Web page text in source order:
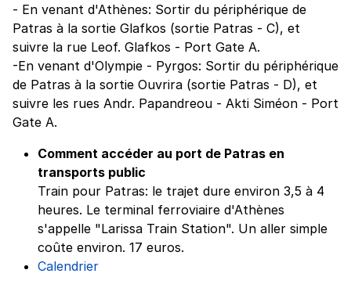
- En venant d'Athènes: Sortir du périphérique de
Patras à la sortie Glafkos (sortie Patras - C), et
suivre la rue Leof. Glafkos - Port Gate A.
-En venant d'Olympie - Pyrgos: Sortir du périphérique
de Patras à la sortie Ouvrira (sortie Patras - D), et
suivre les rues Andr. Papandreou - Akti Siméon - Port
Gate A.
Comment accéder au port de Patras en
transports public
Train pour Patras: le trajet dure environ 3,5 à 4
heures. Le terminal ferroviaire d'Athènes
s'appelle "Larissa Train Station". Un aller simple
coûte environ. 17 euros.
Calendrier